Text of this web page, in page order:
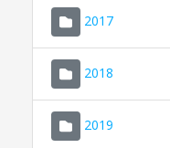
2017
2018
2019